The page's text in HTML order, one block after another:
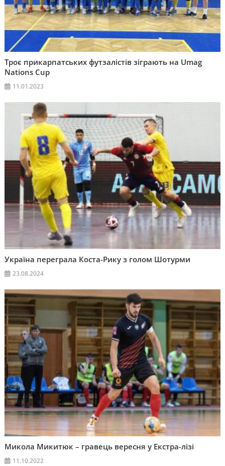
Троє прикарпатських футзалістів зіграють на Umag
Nations Cup
11.01.2023
Україна переграла Коста-Рику з голом Шотурми
23.08.2024
Микола Микитюк – гравець вересня у Екстра-лізі
11.10.2022